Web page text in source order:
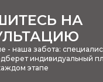
НА
- наша забота:
индивидуальный
этапе